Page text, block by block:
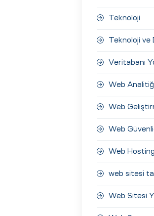
Teknoloji
Teknoloji ve
Veritabanı
Web
Web
Web
Web Hosting
web sitesi
Web Sitesi